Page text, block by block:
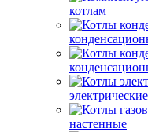
котлам
настенные